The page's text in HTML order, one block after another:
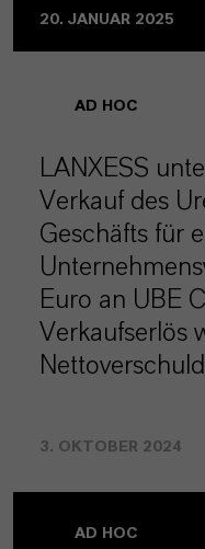
20. JANUAR 2025
AD HOC
LANXESS
Verkauf des
Geschäfts für
Euro an UBE
Verkaufserlös
3. OKTOBER 2024
AD HOC